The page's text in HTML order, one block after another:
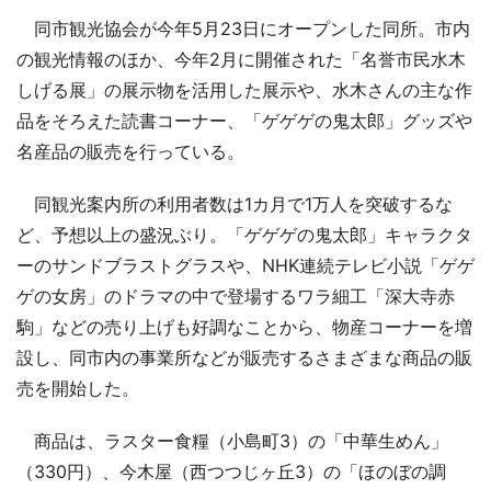
同市観光協会が今年5月23日にオープンした同所。市内
の観光情報のほか、今年2月に開催された「名誉市民水木
しげる展」の展示物を活用した展示や、水木さんの主な作
品をそろえた読書コーナー、「ゲゲゲの鬼太郎」グッズや
名産品の販売を行っている。
同観光案内所の利用者数は1カ月で1万人を突破するな
ど、予想以上の盛況ぶり。「ゲゲゲの鬼太郎」キャラクタ
ーのサンドブラストグラスや、NHK連続テレビ小説「ゲゲ
ゲの女房」のドラマの中で登場するワラ細工「深大寺赤
駒」などの売り上げも好調なことから、物産コーナーを増
設し、同市内の事業所などが販売するさまざまな商品の販
売を開始した。
商品は、ラスター食糧（小島町3）の「中華生めん」
（330円）、今木屋（西つつじヶ丘3）の「ほのぼの調